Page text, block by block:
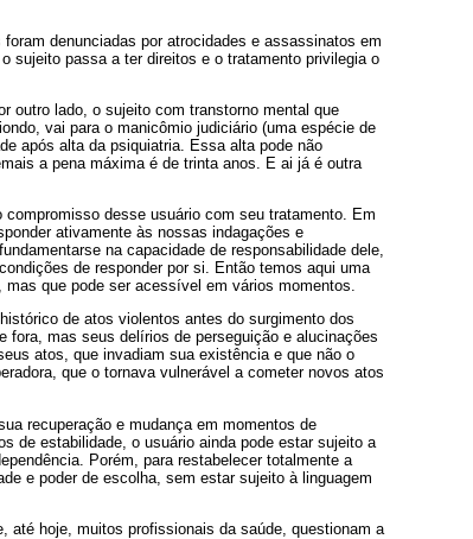
denunciadas por atrocidades e assassinatos em
sujeito passa a ter direitos e o tratamento privilegia o
outro lado, o sujeito com transtorno mental que
vai para o manicômio judiciário (uma espécie de
após alta da psiquiatria. Essa alta pode não
a pena máxima é de trinta anos. E ai já é outra
desse usuário com seu tratamento. Em
ativamente às nossas indagações e
na capacidade de responsabilidade dele,
de responder por si. Então temos aqui uma
que pode ser acessível em vários momentos.
de atos violentos antes do surgimento dos
mas seus delírios de perseguição e alucinações
atos, que invadiam sua existência e que não o
que o tornava vulnerável a cometer novos atos
recuperação e mudança em momentos de
de estabilidade, o usuário ainda pode estar sujeito a
Porém, para restabelecer totalmente a
e poder de escolha, sem estar sujeito à linguagem
até hoje, muitos profissionais da saúde, questionam a